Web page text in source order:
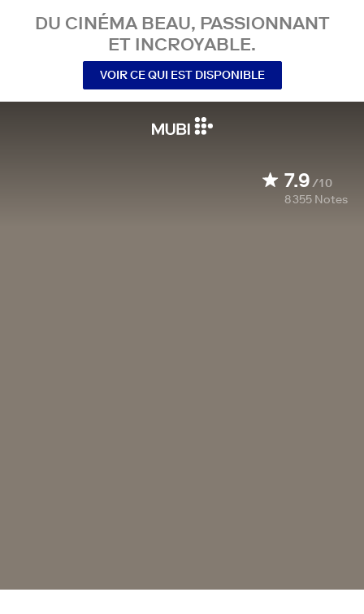
DU CINÉMA BEAU, PASSIONNANT
ET INCROYABLE.
VOIR CE QUI EST DISPONIBLE
7.9/10
8 355 Notes